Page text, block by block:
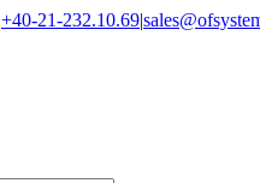
+40-21-232.10.69|